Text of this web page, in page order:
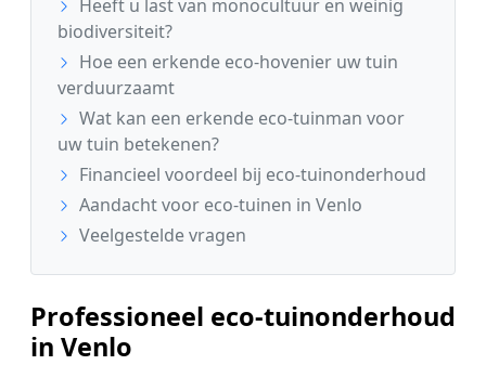
Heeft u last van monocultuur en weinig
biodiversiteit?
Hoe een erkende eco-hovenier uw tuin
verduurzaamt
Wat kan een erkende eco-tuinman voor
uw tuin betekenen?
Financieel voordeel bij eco-tuinonderhoud
Aandacht voor eco-tuinen in Venlo
Veelgestelde vragen
Professioneel eco-tuinonderhoud
in Venlo